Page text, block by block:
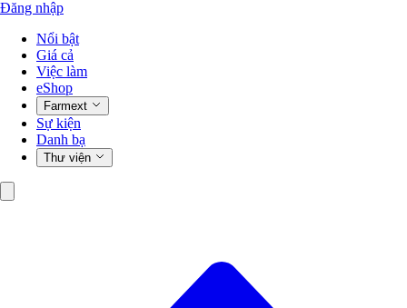
Đăng nhập
Nổi bật
Giá cả
Việc làm
eShop
Farmext
Sự kiện
Danh bạ
Thư viện